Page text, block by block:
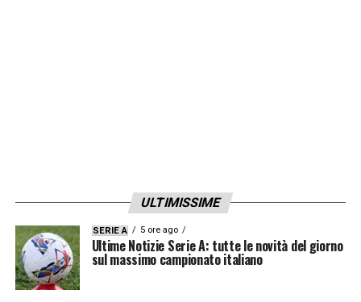
qualche contropartita tecnica gradita al
Sassuolo. Le due società trattano.
LA PLAYLIST DELLE NOSTRE TOP NEWS
ULTIMISSIME
SERIE A 5 ore ago
Ultime Notizie Serie A: tutte le novità del giorno
sul massimo campionato italiano